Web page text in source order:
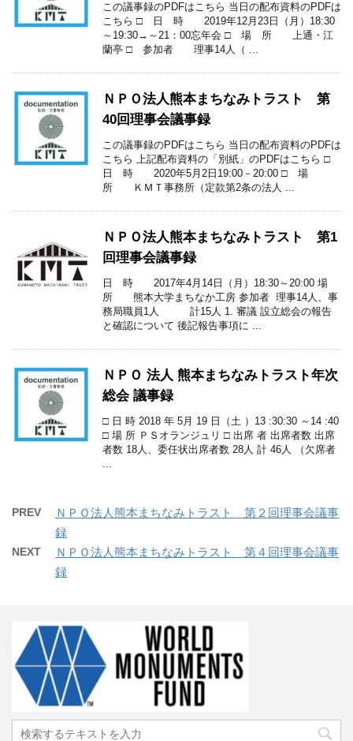
この議事録のPDFはこちら 当日の配布資料のPDFは
こちら □ 日 時 2019年12月23日（月）18:30
～19:30→～21：00忘年会 □ 場 所 上通・江
蘭亭 □ 参加者 理事14人（ ...
ＮＰＯ法人熊本まちなみトラスト 第
40回理事会議事録
この議事録のPDFはこちら 当日の配布資料のPDFは
こちら 上記配布資料の「別紙」のPDFはこちら □
日 時 2020年5月2日19:00－20:00 □ 場
所 ＫＭＴ事務所（定款第2条の法人 ...
ＮＰＯ法人熊本まちなみトラスト 第1
回理事会議事録
日 時 2017年4月14日（月）18:30～20:00 場
所 熊本大学まちなか工房 参加者 理事14人、事
務局職員1人 計15人 1. 審議 設立総会の報告
と確認について 後記報告事項に ...
ＮＰＯ 法人 熊本まちなみトラスト年次
総会 議事録
□ 日 時 2018 年 5月 19 日（土 ）13 :30:30 ～14 :40
□ 場 所 ＰＳオランジュリ □ 出席 者 出席者数 出席
者数 18人、委任状出席者数 28人 計 46人 （欠席者
...
PREV
ＮＰＯ法人熊本まちなみトラスト 第２回理事会議事
録
NEXT
ＮＰＯ法人熊本まちなみトラスト 第４回理事会議事
録